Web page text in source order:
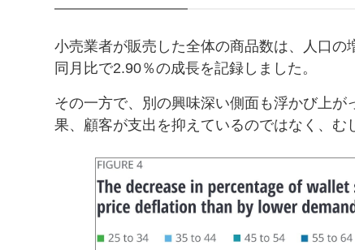
小売業者が販売した全体の商品数は、人口
同月比で2.90％の成長を記録しました。
その一方で、別の興味深い側面も浮かび上
果、顧客が支出を抑えているのではなく、む